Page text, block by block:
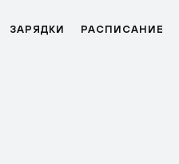
ЗАРЯДКИ РАСПИСАНИЕ